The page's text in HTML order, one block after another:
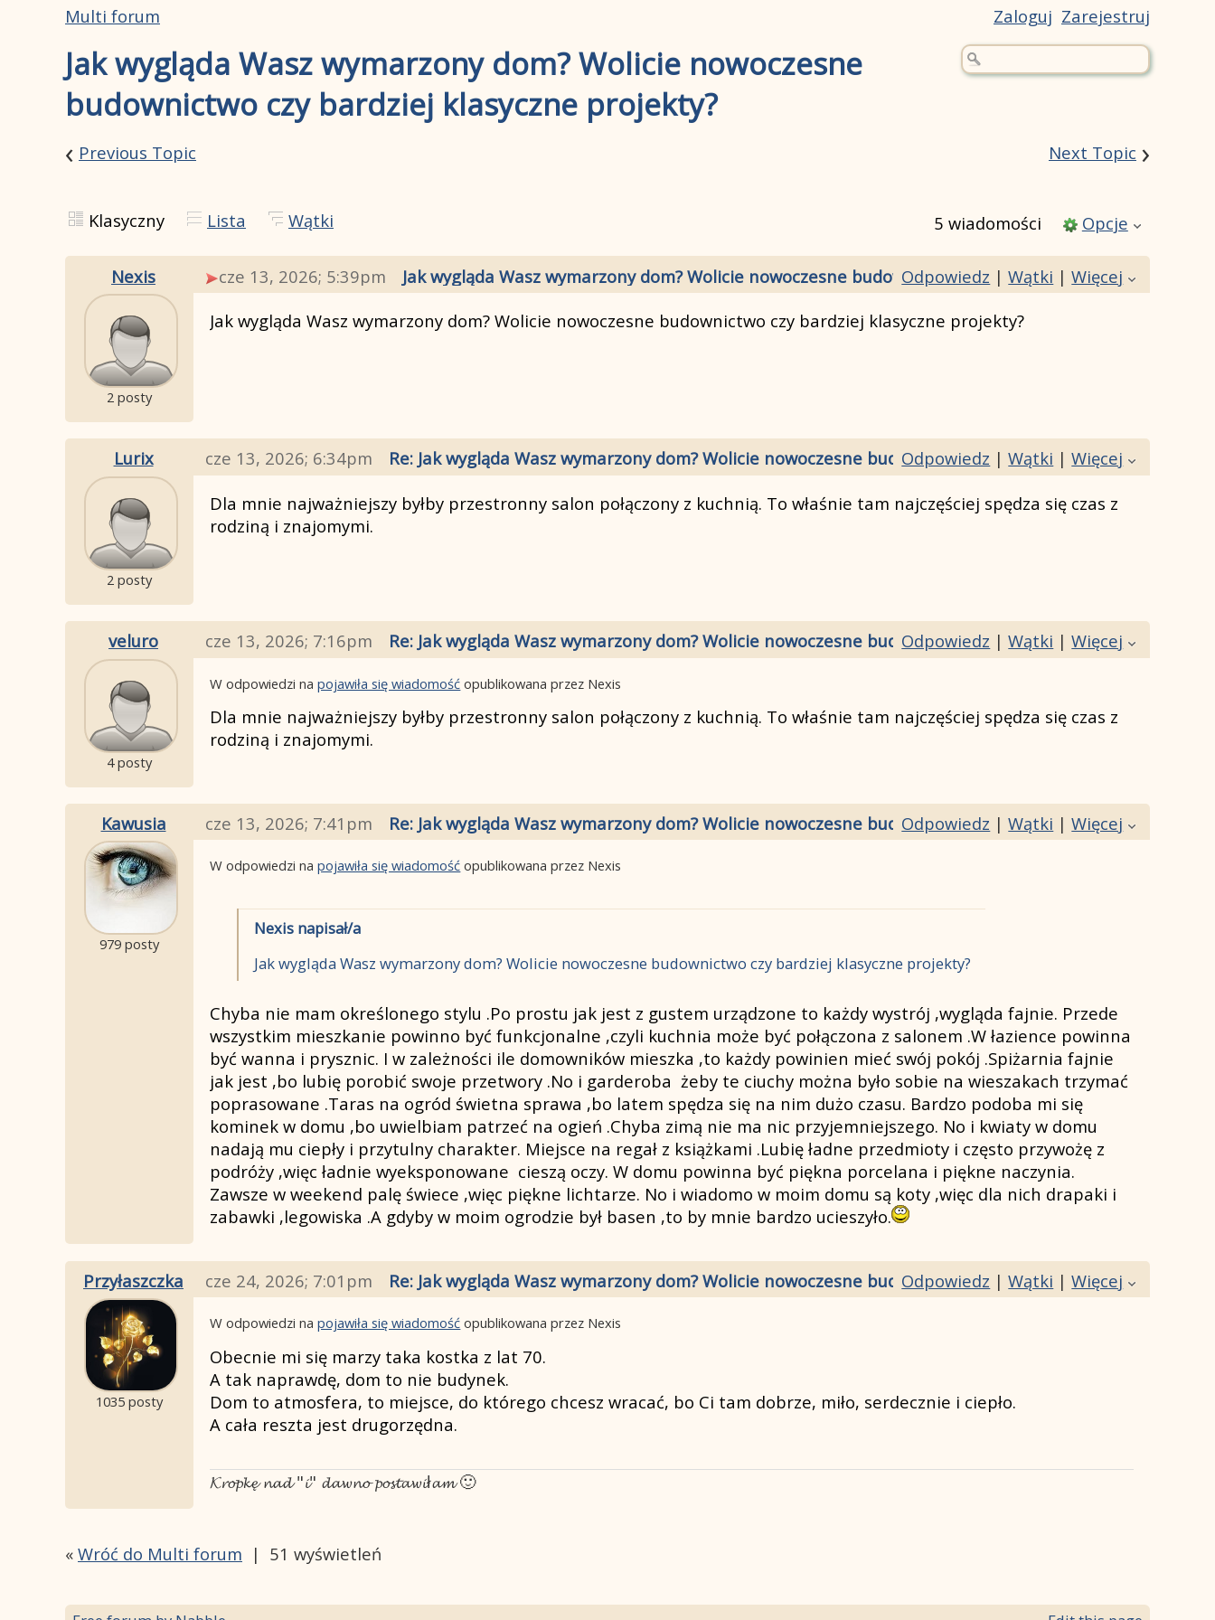
Multi forum Zaloguj Zarejestruj
Jak wygląda Wasz wymarzony dom? Wolicie nowoczesne
budownictwo czy bardziej klasyczne projekty?
‹ Previous Topic Next Topic ›
Klasyczny Lista Wątki 5 wiadomości Opcje
Nexis Odpowiedz |Wątki |Więcej
cze 13, 2026; 5:39pm Jak wygląda Wasz wymarzony dom? Wolicie nowoczesne budownictwo czy bardziej klasyczne
2 posty
Jak wygląda Wasz wymarzony dom? Wolicie nowoczesne budownictwo czy bardziej klasyczne projekty?
Lurix Odpowiedz |Wątki |Więcej
cze 13, 2026; 6:34pm Re: Jak wygląda Wasz wymarzony dom? Wolicie nowoczesne budownictwo czy bardziej klasyczne
2 posty
Dla mnie najważniejszy byłby przestronny salon połączony z kuchnią. To właśnie tam najczęściej spędza się czas z
rodziną i znajomymi.
veluro Odpowiedz |Wątki |Więcej
cze 13, 2026; 7:16pm Re: Jak wygląda Wasz wymarzony dom? Wolicie nowoczesne budownictwo czy bardziej klasyczne
4 posty
W odpowiedzi napojawiła się wiadomość opublikowana przez Nexis
Dla mnie najważniejszy byłby przestronny salon połączony z kuchnią. To właśnie tam najczęściej spędza się czas z
rodziną i znajomymi.
Kawusia Odpowiedz |Wątki |Więcej
cze 13, 2026; 7:41pm Re: Jak wygląda Wasz wymarzony dom? Wolicie nowoczesne budownictwo czy bardziej klasyczne
979 posty
W odpowiedzi napojawiła się wiadomość opublikowana przez Nexis
Nexis napisał/a
Jak wygląda Wasz wymarzony dom? Wolicie nowoczesne budownictwo czy bardziej klasyczne projekty?
Chyba nie mam określonego stylu .Po prostu jak jest z gustem urządzone to każdy wystrój ,wygląda fajnie. Przede
wszystkim mieszkanie powinno być funkcjonalne ,czyli kuchnia może być połączona z salonem .W łazience powinna
być wanna i prysznic. I w zależności ile domowników mieszka ,to każdy powinien mieć swój pokój .Spiżarnia fajnie
jak jest ,bo lubię porobić swoje przetwory .No i garderoba żeby te ciuchy można było sobie na wieszakach trzymać
poprasowane .Taras na ogród świetna sprawa ,bo latem spędza się na nim dużo czasu. Bardzo podoba mi się
kominek w domu ,bo uwielbiam patrzeć na ogień .Chyba zimą nie ma nic przyjemniejszego. No i kwiaty w domu
nadają mu ciepły i przytulny charakter. Miejsce na regał z książkami .Lubię ładne przedmioty i często przywożę z
podróży ,więc ładnie wyeksponowane cieszą oczy. W domu powinna być piękna porcelana i piękne naczynia.
Zawsze w weekend palę świece ,więc piękne lichtarze. No i wiadomo w moim domu są koty ,więc dla nich drapaki i
zabawki ,legowiska .A gdyby w moim ogrodzie był basen ,to by mnie bardzo ucieszyło.
Przyłaszczka Odpowiedz |Wątki |Więcej
cze 24, 2026; 7:01pm Re: Jak wygląda Wasz wymarzony dom? Wolicie nowoczesne budownictwo czy bardziej klasyczne
1035 posty
W odpowiedzi napojawiła się wiadomość opublikowana przez Nexis
Obecnie mi się marzy taka kostka z lat 70.
A tak naprawdę, dom to nie budynek.
Dom to atmosfera, to miejsce, do którego chcesz wracać, bo Ci tam dobrze, miło, serdecznie i ciepło.
A cała reszta jest drugorzędna.
𝓚𝓻𝓸𝓹𝓴𝓮̨ 𝓷𝓪𝓭 "𝓲" 𝓭𝓪𝔀𝓷𝓸 𝓹𝓸𝓼𝓽𝓪𝔀𝓲ł𝓪𝓶 🙂
« Wróć do Multi forum | 51 wyświetleń